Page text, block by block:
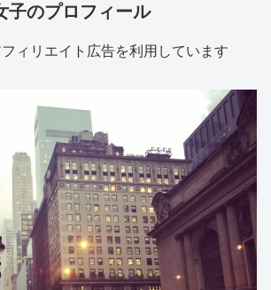
子のプロフィール
ィリエイト広告を利用しています